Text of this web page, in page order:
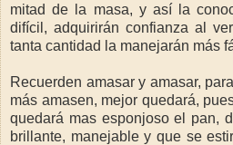
mitad de la masa, y así la
difícil, adquirirán confianza al
tanta cantidad la manejarán más
Recuerden amasar y amasar,
más amasen, mejor quedará,
quedará mas esponjoso el pan,
brillante, manejable y que se